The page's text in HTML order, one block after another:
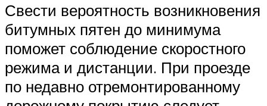
Свести вероятность возникновения
битумных пятен до минимума
поможет соблюдение скоростного
режима и дистанции. При проезде
по недавно отремонтированному